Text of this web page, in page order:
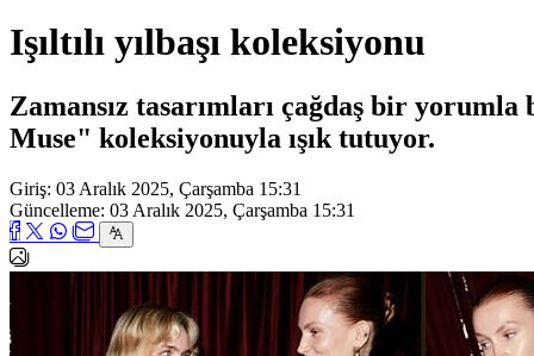
Işıltılı yılbaşı koleksiyonu
Zamansız tasarımları çağdaş bir
Muse" koleksiyonuyla ışık tutuyor.
Giriş: 03 Aralık 2025, Çarşamba 15:31
Güncelleme: 03 Aralık 2025, Çarşamba 15:31